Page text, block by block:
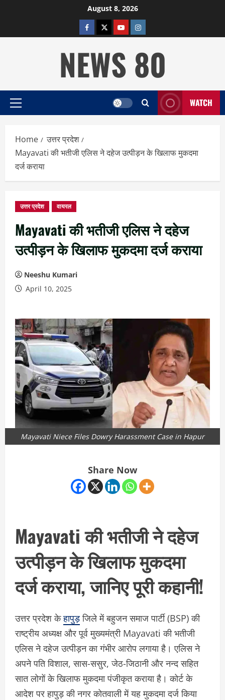
August 8, 2026
facebooktwitterYOUTUBE
instagram
NEWS 80
Primary
WATCH
Home
उत्तर प्रदेश
Mayavati की भतीजी एलिस ने दहेज उत्पीड़न के खिलाफ मुकदमा
दर्ज कराया
उत्तर प्रदेश वायरल
Mayavati की भतीजी एलिस ने दहेज
उत्पीड़न के खिलाफ मुकदमा दर्ज कराया
Neeshu Kumari
April 10, 2025
Mayavati Niece Files Dowry Harassment Case in Hapur
Share Now
Mayavati की भतीजी ने दहेज
उत्पीड़न के खिलाफ मुकदमा
दर्ज कराया, जानिए पूरी कहानी!
उत्तर प्रदेश केहापुड़जिले में बहुजन समाज पार्टी (BSP) की
राष्ट्रीय अध्यक्ष और पूर्व मुख्यमंत्री Mayavati की भतीजी
एलिस ने दहेज उत्पीड़न का गंभीर आरोप लगाया है। एलिस ने
अपने पति विशाल, सास-ससुर, जेठ-जिठानी और नन्द सहित
सात लोगों के खिलाफ मुकदमा पंजीकृत कराया है। कोर्ट के
आदेश पर हापुड़ की नगर कोतवाली में यह मुकदमा दर्ज किया